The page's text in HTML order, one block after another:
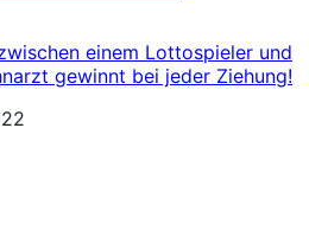
einem Lottospieler und
gewinnt bei jeder Ziehung!